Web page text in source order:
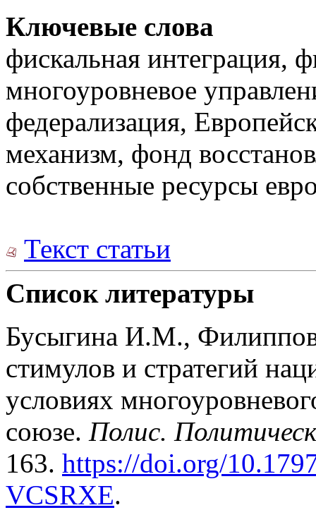
Ключевые слова
фискальная интеграция,
многоуровневое
федерализация,
механизм, фонд
собственные ресурсы
Текст статьи
Список литературы
Бусыгина И.М.,
стимулов и стратегий
условиях
союзе. Полис.
163. https://doi.org/
VCSRXE.